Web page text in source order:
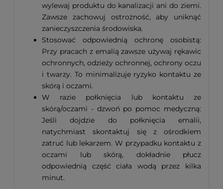
wylewaj produktu do kanalizacji ani do ziemi.
Zawsze zachowuj ostrożność, aby uniknąć
zanieczyszczenia środowiska.
Stosować odpowiednią ochronę osobistą:
Przy pracach z emalią zawsze używaj rękawic
ochronnych, odzieży ochronnej, ochrony oczu
i twarzy. To minimalizuje ryzyko kontaktu ze
skórą i oczami.
W razie połknięcia lub kontaktu ze
skórą/oczami - dzwoń po pomoc medyczną:
Jeśli dojdzie do połknięcia emalii,
natychmiast skontaktuj się z ośrodkiem
zatruć lub lekarzem. W przypadku kontaktu z
oczami lub skórą, dokładnie płucz
odpowiednią część ciała wodą przez kilka
minut.